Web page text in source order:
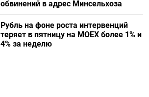
обвинений в адрес Минсельхоза
Рубль на фоне роста интервенций
теряет в пятницу на МОЕХ более 1% и
4% за неделю